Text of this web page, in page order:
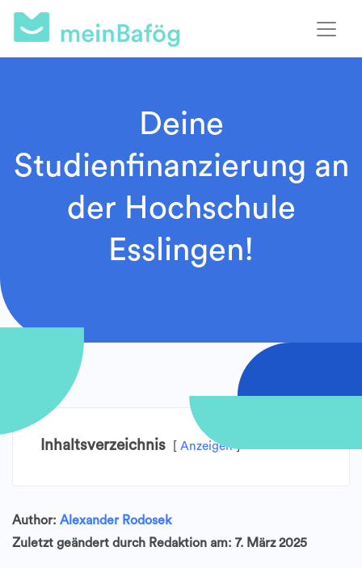
Deine
Studienfinanzierung an
der Hochschule
Esslingen!
Inhaltsverzeichnis Anzeigen
Author: Alexander Rodosek
Zuletzt geändert durch Redaktion am: 7. März 2025